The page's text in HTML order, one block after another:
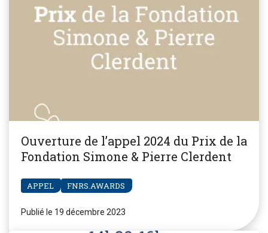
Ouverture de l’appel 2024 du Prix de la
Fondation Simone & Pierre Clerdent
APPEL FNRS.AWARDS
Publié le 19 décembre 2023